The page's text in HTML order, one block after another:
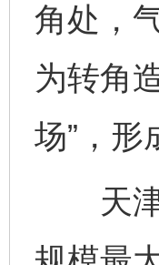
角处，
为转角
场”，形
天津